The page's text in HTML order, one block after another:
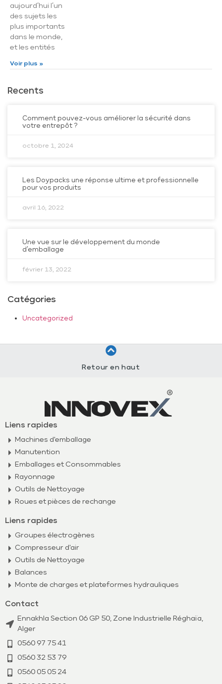
aujourd’hui l’un
des sujets les
plus importants
dans le monde,
et les entités
Voir plus »
Recents
Comment pouvez-vous améliorer la sécurité dans
votre entrepôt ?
octobre 1, 2024
Les Doypacks une réponse ultime et professionnelle
pour vos produits
avril 16, 2022
Une vue sur le développement du monde
d’emballage
février 13, 2022
Catégories
Uncategorized
Retour en haut
Liens rapides
Machines d'emballage
Manutention
Emballages et Consommables
Rayonnage
Outils de Nettoyage
Roues et pièces de rechange
Liens rapides
Groupes électrogènes
Compresseur d'air
Outils de Nettoyage
Balances
Monte de charges et plateformes hydrauliques
Contact
Ennakhla Section 06 GP 50, Zone Industrielle Réghaïa,
Alger
0560 97 75 41
0560 32 53 79​
0560 05 05 24